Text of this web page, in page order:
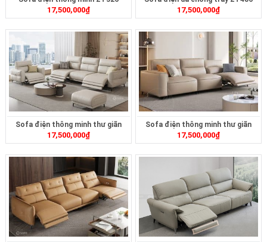
17,500,000₫ 17,500,000₫
Sofa điện thông minh thư giãn
ZT303
17,500,000₫
Sofa điện thông minh thư giãn
ZT306
17,500,000₫